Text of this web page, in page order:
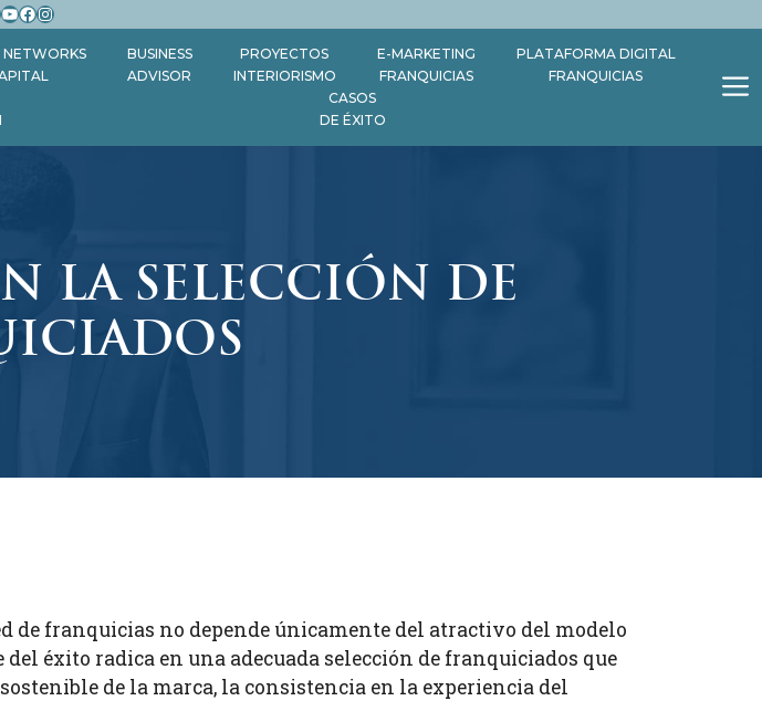
YouTube
Facebook
Instagram
BUSINESS
ADVISOR
PROYECTOS
INTERIORISMO
E-MARKETING
FRANQUICIAS
PLATAFORMA DIGITAL
FRANQUICIAS
CASOS
DE ÉXITO
LA SELECCIÓN DE
de franquicias no depende únicamente del atractivo del modelo
del éxito radica en una adecuada selección de franquiciados que
de la marca, la consistencia en la experiencia del